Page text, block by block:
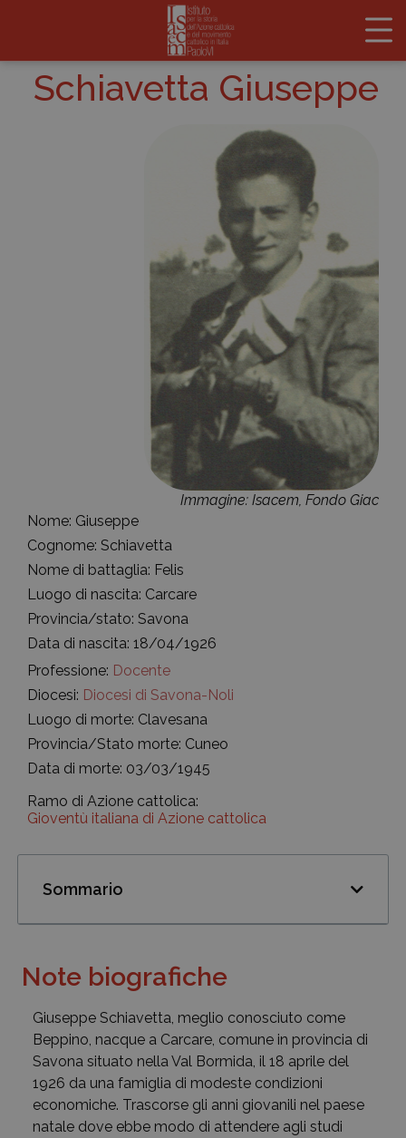
Schiavetta Giuseppe
Immagine: Isacem, Fondo Giac
Nome: Giuseppe
Cognome: Schiavetta
Nome di battaglia: Felis
Luogo di nascita: Carcare
Provincia/stato: Savona
Data di nascita: 18/04/1926
Professione: Docente
Diocesi: Diocesi di Savona-Noli
Luogo di morte: Clavesana
Provincia/Stato morte: Cuneo
Data di morte: 03/03/1945
Ramo di Azione cattolica:
Gioventù italiana di Azione cattolica
Sommario
Note biografiche
Giuseppe Schiavetta, meglio conosciuto come
Beppino, nacque a Carcare, comune in provincia di
Savona situato nella Val Bormida, il 18 aprile del
1926 da una famiglia di modeste condizioni
economiche. Trascorse gli anni giovanili nel paese
natale dove ebbe modo di attendere agli studi